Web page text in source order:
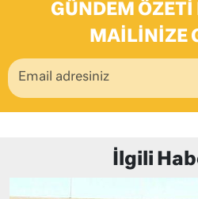
GÜNDEM ÖZETI
MAILINIZE
İlgili